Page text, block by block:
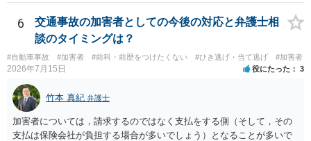
償請求も成立しない可能性があります。以上の理由から支払義務は否
定される可能性が高いです。ご参考にしてください。
6
交通事故の加害者としての今後の対応と弁護士相
談のタイミングは？
#自動車事故 #加害者 #前科・前歴をつけたくない #ひき逃げ・当て逃げ #加害者
2026年7月15日 役にたった 3
竹本 真紀 弁護士
加害者については，請求するのではなく支払をする側（そして，その
支払は保険会社が負担する場合が多いでしょう）となることが多いで